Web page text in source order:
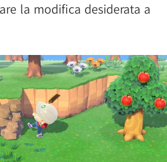
la modifica desiderata a